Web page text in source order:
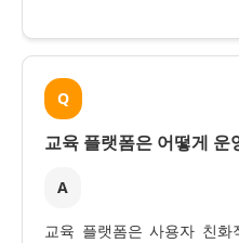
Q
교육 플랫폼은 어떻게 운
A
교육 플랫폼은 사용자 친